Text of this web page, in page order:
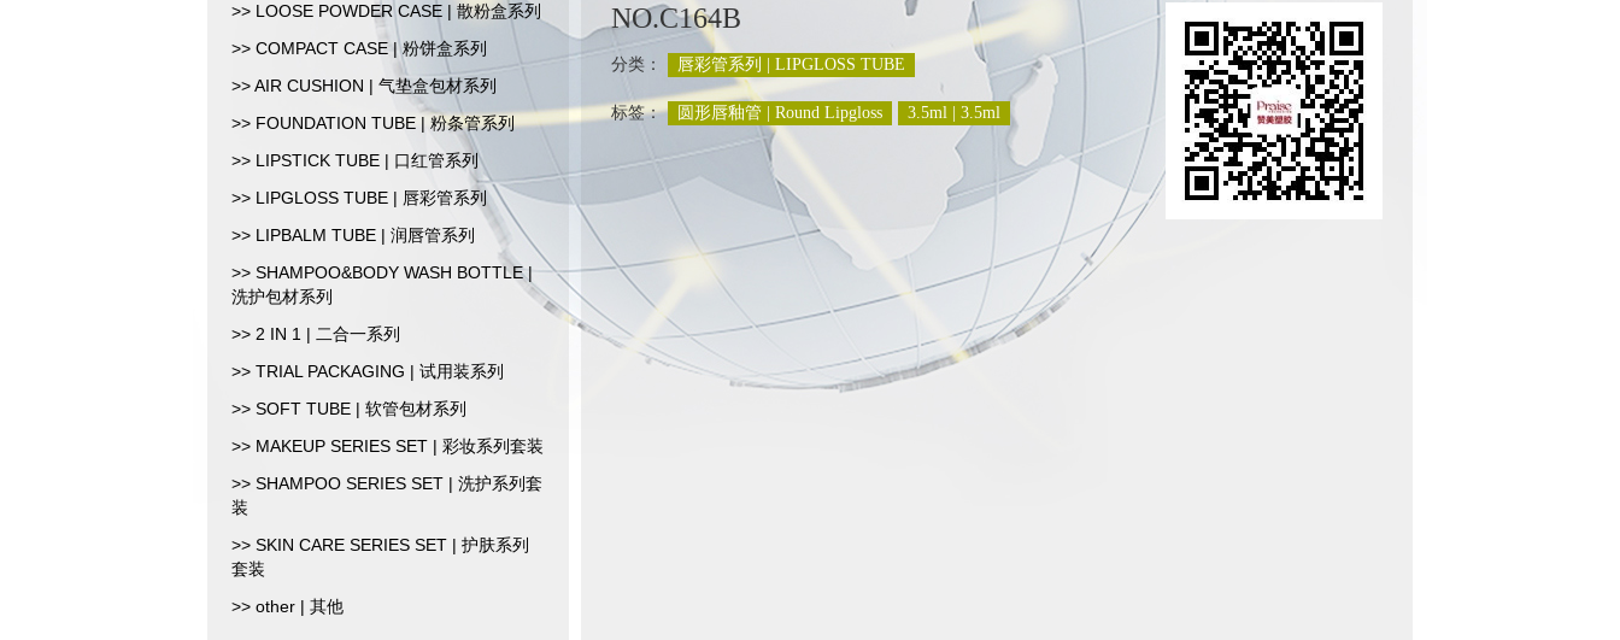
>> LOOSE POWDER CASE | 散粉盒系列
>> COMPACT CASE | 粉饼盒系列
>> AIR CUSHION | 气垫盒包材系列
>> FOUNDATION TUBE | 粉条管系列
>> LIPSTICK TUBE | 口红管系列
>> LIPGLOSS TUBE | 唇彩管系列
>> LIPBALM TUBE | 润唇管系列
>> SHAMPOO&BODY WASH BOTTLE |
洗护包材系列
>> 2 IN 1 | 二合一系列
>> TRIAL PACKAGING | 试用装系列
>> SOFT TUBE | 软管包材系列
>> MAKEUP SERIES SET | 彩妆系列套装
>> SHAMPOO SERIES SET | 洗护系列套
装
>> SKIN CARE SERIES SET | 护肤系列
套装
>> other | 其他
NO.C164B
分类： 唇彩管系列 | LIPGLOSS TUBE
标签： 圆形唇釉管 | Round Lipgloss 3.5ml | 3.5ml